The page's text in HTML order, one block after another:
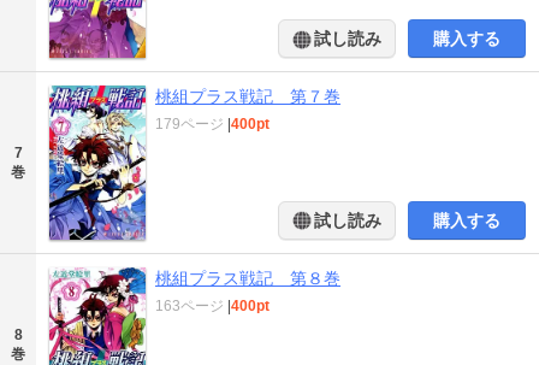
試し読み 購入する
7
巻
桃組プラス戦記 第７巻
179ページ 400pt
試し読み 購入する
8
巻
桃組プラス戦記 第８巻
163ページ 400pt